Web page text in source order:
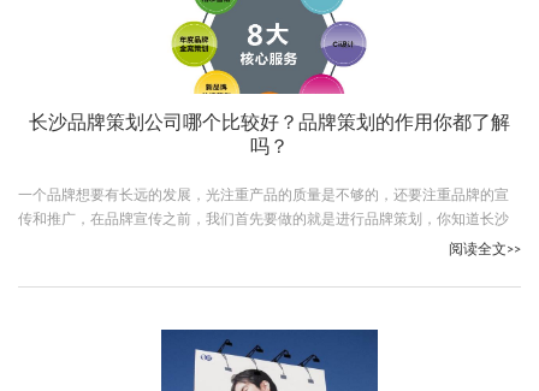
长沙品牌策划公司哪个比较好？品牌策划的作用你都了解
吗？
一个品牌想要有长远的发展，光注重产品的质量是不够的，还要注重品牌的宣
传和推广，在品牌宣传之前，我们首先要做的就是进行品牌策划，你知道长沙
品牌策划公司哪个比较好吗？下面就让我们一起认识下古柏广告设计公司，一
阅读全文>>